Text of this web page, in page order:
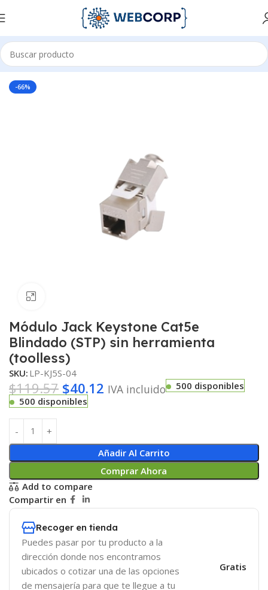
Inicio REDES CABLEADO ESTRUCTURADO FACEPLATES
-66%
Módulo Jack Keystone Cat5e
Blindado (STP) sin herramienta
(toolless)
SKU: LP-KJ5S-04
$119.57 $40.12 IVA incluido
500 disponibles
500 disponibles
Añadir Al Carrito
Comprar Ahora
Add to compare
Compartir en
Recoger en tienda
Puedes pasar por tu producto a la
dirección donde nos encontramos
ubicados o cotizar una de las opciones
de mensajería para que te llegue a tu
Gratis